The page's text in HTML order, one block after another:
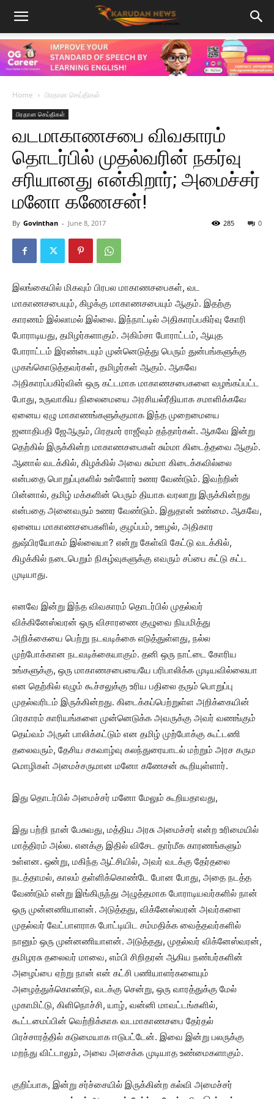
Home பிரதான செய்திகள்
பிரதான செய்திகள்
வடமாகாணசபை விவகாரம்
தொடர்பில் முதல்வரின் நகர்வு
சரியானது என்கிறார்; அமைச்சர்
மனோ கணேசன்!
By Govinthan - June 8, 2017 0
285
இலங்கையில் மிகவும் பிரபல மாகாணசபைகள், வட
மாகாணசபையும், கிழக்கு மாகாணசபையும் ஆகும். இதற்கு
காரணம் இல்லாமல் இல்லை. இந்நாட்டில் அதிகாரப்பகிர்வு கோரி
போராடியது, தமிழர்களாகும். அகிம்சா போராட்டம், ஆயுத
போராட்டம் இரண்டையும் முன்னெடுத்து பெரும் துன்பங்களுக்கு
முகங்கொடுத்தவர்கள், தமிழர்கள் ஆகும். ஆகவே
அதிகாரப்பகிர்வின் ஒரு கட்டமாக மாகாணசபைகளை வழங்கப்பட்ட
போது, உருவாகிய நிலைமையை அரசியல்ரீதியாக சமாளிக்கவே
ஏனைய ஏழு மாகாணங்களுக்குமாக இந்த முறைமையை
ஜனாதிபதி ஜேஆரும், பிரதமர் ராஜீவும் தந்தார்கள். ஆகவே இன்று
தெற்கில் இருக்கின்ற மாகாணசபைகள் சும்மா கிடைத்தவை ஆகும்.
ஆனால் வடக்கில், கிழக்கில் அவை சும்மா கிடைக்கவில்லை
என்பதை பொறுப்புகளில் உள்ளோர் உணர வேண்டும். இவற்றின்
பின்னால், தமிழ் மக்களின் பெரும் தியாக வரலாறு இருக்கின்றது
என்பதை அனைவரும் உணர வேண்டும். இதுதான் உண்மை. ஆகவே,
ஏனைய மாகாணசபைகளில், குழப்பம், ஊழல், அதிகார
துஷ்பிரயோகம் இல்லையா? என்று கேள்வி கேட்டு வடக்கில்,
கிழக்கில் நடைபெறும் நிகழ்வுகளுக்கு எவரும் சப்பை கட்டு கட்ட
முடியாது.
எனவே இன்று இந்த விவகாரம் தொடர்பில் முதல்வர்
விக்கினேஸ்வரன் ஒரு விசாரணை குழுவை நியமித்து
அறிக்கையை பெற்று நடவடிக்கை எடுத்துள்ளது, நல்ல
முற்போக்கான நடவடிக்கையாகும். தனி ஒரு நாட்டை கோரிய
உங்களுக்கு, ஒரு மாகாணசபையையே பரிபாலிக்க முடியவில்லையா
என தெற்கில் எழும் கூச்சலுக்கு உரிய பதிலை தரும் பொறுப்பு
முதல்வரிடம் இருக்கின்றது. கிடைக்கப்பெற்றுள்ள அறிக்கையின்
பிரகாரம் காரியங்களை முன்னெடுக்க அவருக்கு அவர் வணங்கும்
தெய்வம் அருள் பாலிக்கட்டும் என தமிழ் முற்போக்கு கூட்டணி
தலைவரும், தேசிய சகவாழ்வு கலந்துரையாடல் மற்றும் அரச கரும
மொழிகள் அமைச்சருமான மனோ கணேசன் கூறியுள்ளார்.
இது தொடர்பில் அமைச்சர் மனோ மேலும் கூறியதாவது,
இது பற்றி நான் பேசுவது, மத்திய அரசு அமைச்சர் என்ற உரிமையில்
மாத்திரம் அல்ல. எனக்கு இதில் விசேட தார்மீக காரணங்களும்
உள்ளன. ஒன்று, மகிந்த ஆட்சியில், அவர் வடக்கு தேர்தலை
நடத்தாமல், காலம் தள்ளிக்கொண்டே போன போது, அதை நடத்த
வேண்டும் என்று இங்கிருந்து அழுத்தமாக போராடியவர்களில் நான்
ஒரு முன்னணியாளன். அடுத்தது, விக்னேஸ்வரன் அவர்களை
முதல்வர் வேட்பாளராக போட்டியிட சம்மதிக்க வைத்தவர்களில்
நானும் ஒரு முன்னணியாளன். அடுத்தது, முதல்வர் விக்னேஸ்வரன்,
தமிழரசு தலைவர் மாவை, எம்பி சிறிதரன் ஆகிய நண்பர்களின்
அழைப்பை ஏற்று நான் என் கட்சி பணியாளர்களையும்
அழைத்துக்கொண்டு, வடக்கு சென்று, ஒரு வாரத்துக்கு மேல்
முகாமிட்டு, கிளிநொச்சி, யாழ், வன்னி மாவட்டங்களில்,
கூட்டமைப்பின் வெற்றிக்காக வடமாகாணசபை தேர்தல்
பிரச்சாரத்தில் கடுமையாக ஈடுபட்டேன். இவை இன்று பலருக்கு
மறந்து விட்டாலும், அவை அசைக்க முடியாத உண்மைகளாகும்.
குறிப்பாக, இன்று சர்ச்சையில் இருக்கின்ற கல்வி அமைச்சர்